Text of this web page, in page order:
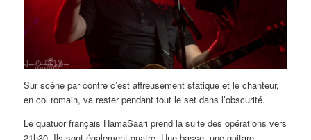
Sur scène par contre c’est affreusement statique et le chanteur,
en col romain, va rester pendant tout le set dans l’obscurité.
Le quatuor français HamaSaari prend la suite des opérations vers